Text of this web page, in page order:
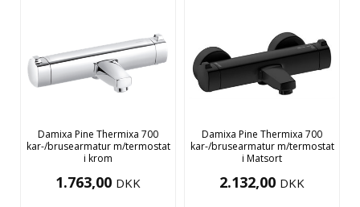
Damixa Pine Thermixa 700
kar-/brusearmatur m/termostat
i krom
1.763,00 DKK
Damixa Pine Thermixa 700
kar-/brusearmatur m/termostat
i Matsort
2.132,00 DKK